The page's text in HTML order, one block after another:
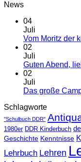
News
04
Juli
Vom Moritz der
02
Juli
Guten Abend,
02
Juli
Das große
Schlagworte
"Schulbuch DDR"
1980er DDR Kinderbuch
Geschichte Kenntnisse
Lehrbuch Lehren